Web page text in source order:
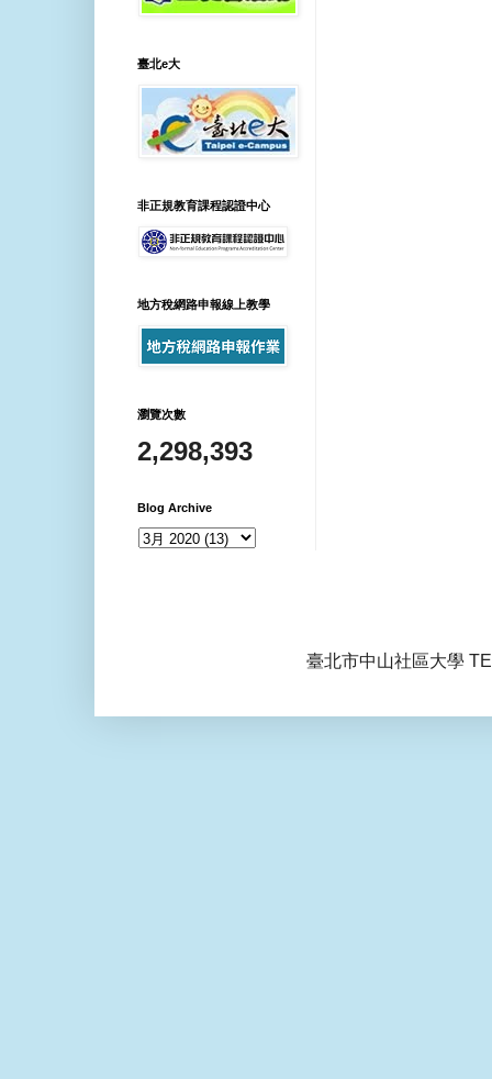
臺北e大
非正規教育課程認證中心
地方稅網路申報線上教學
瀏覽次數
2,298,393
Blog Archive
臺北市中山社區大學